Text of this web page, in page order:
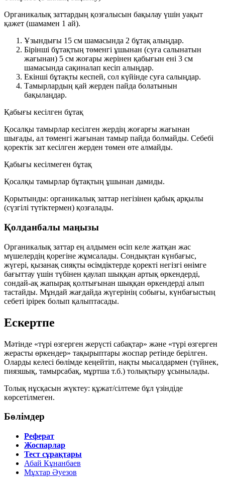
Органикалық заттардың қозғалысын бақылау үшін уақыт
қажет (шамамен 1 ай).
Ұзындығы 15 см шамасында 2 бұтақ алыңдар.
Бірінші бұтақтың төменгі ұшынан (суға салынатын
жағынан) 5 см жоғары жерінен қабығын ені 3 см
шамасында сақиналап кесіп алыңдар.
Екінші бұтақты кеспей, сол күйінде суға салыңдар.
Тамырлардың қай жерден пайда болатынын
бақылаңдар.
Қабығы кесілген бұтақ
Қосалқы тамырлар кесілген жердің жоғарғы жағынан
шығады, ал төменгі жағынан тамыр пайда болмайды. Себебі
қоректік зат кесілген жерден төмен өте алмайды.
Қабығы кесілмеген бұтақ
Қосалқы тамырлар бұтақтың ұшынан дамиды.
Қорытынды: органикалық заттар негізінен қабық арқылы
(сүзгілі түтіктермен) қозғалады.
Қолданбалы маңызы
Органикалық заттар ең алдымен өсіп келе жатқан жас
мүшелердің қорегіне жұмсалады. Сондықтан күнбағыс,
жүгері, қызанақ сияқты өсімдіктерде қоректі негізгі өнімге
бағыттау үшін түбінен қаулап шыққан артық өркендерді,
сондай-ақ жапырақ қолтығынан шыққан өркендерді алып
тастайды. Мұндай жағдайда жүгерінің собығы, күнбағыстың
себеті ірірек болып қалыптасады.
Ескертпе
Мәтінде «түрі өзгерген жерүсті сабақтар» және «түрі өзгерген
жерасты өркендер» тақырыптары жоспар ретінде берілген.
Оларды келесі бөлімде кеңейтіп, нақты мысалдармен (түйнек,
пиязшық, тамырсабақ, мұртша т.б.) толықтыру ұсынылады.
Толық нұсқасын жүктеу: құжат/сілтеме бұл үзіндіде
көрсетілмеген.
Бөлімдер
Реферат
Жоспарлар
Тест сұрақтары
Абай Құнанбаев
Мұхтар Әуезов